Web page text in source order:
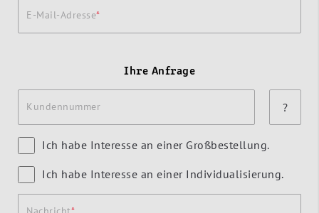
E-Mail-Adresse
Ihre Anfrage
Kundennummer ?
Ich habe Interesse an einer Großbestellung.
Ich habe Interesse an einer Individualisierung.